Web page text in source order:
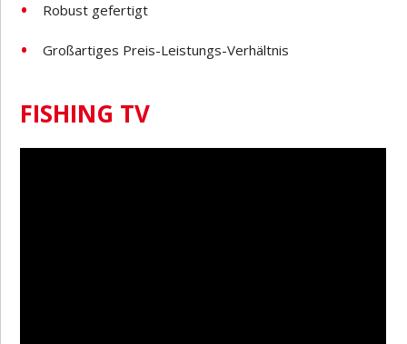
Robust gefertigt
Großartiges Preis-Leistungs-Verhältnis
FISHING TV